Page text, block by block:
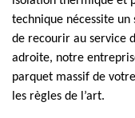
technique nécessite
de recourir au service
adroite, notre
parquet massif de
les règles de l’art.